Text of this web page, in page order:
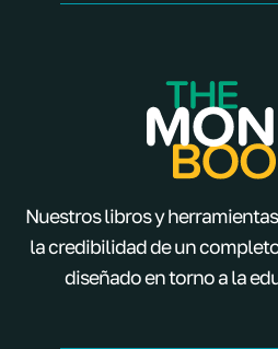
Nuestros libros y
la credibilidad de un
diseñado en torno a la